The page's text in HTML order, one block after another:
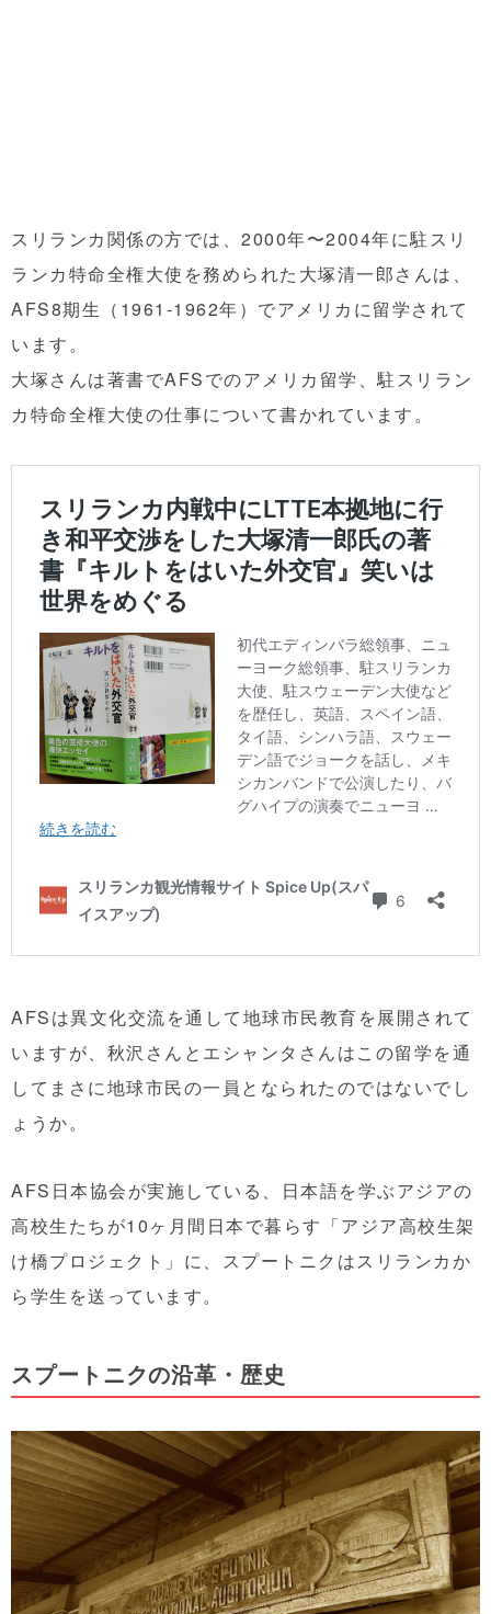
スリランカ関係の方では、2000年〜2004年に駐スリ
ランカ特命全権大使を務められた大塚清一郎さんは、
AFS8期生（1961-1962年）でアメリカに留学されて
います。
大塚さんは著書でAFSでのアメリカ留学、駐スリラン
カ特命全権大使の仕事について書かれています。
AFSは異文化交流を通して地球市民教育を展開されて
いますが、秋沢さんとエシャンタさんはこの留学を通
してまさに地球市民の一員となられたのではないでし
ょうか。
AFS日本協会が実施している、日本語を学ぶアジアの
高校生たちが10ヶ月間日本で暮らす「アジア高校生架
け橋プロジェクト」に、スプートニクはスリランカか
ら学生を送っています。
スプートニクの沿革・歴史